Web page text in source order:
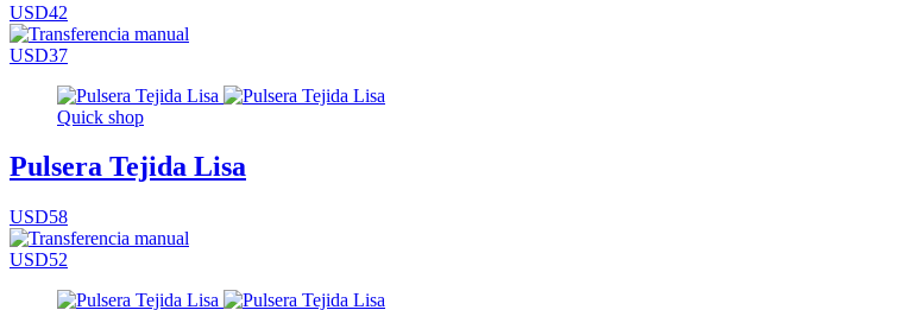
USD42
USD37
Quick shop
Pulsera Tejida Lisa
USD58
USD52